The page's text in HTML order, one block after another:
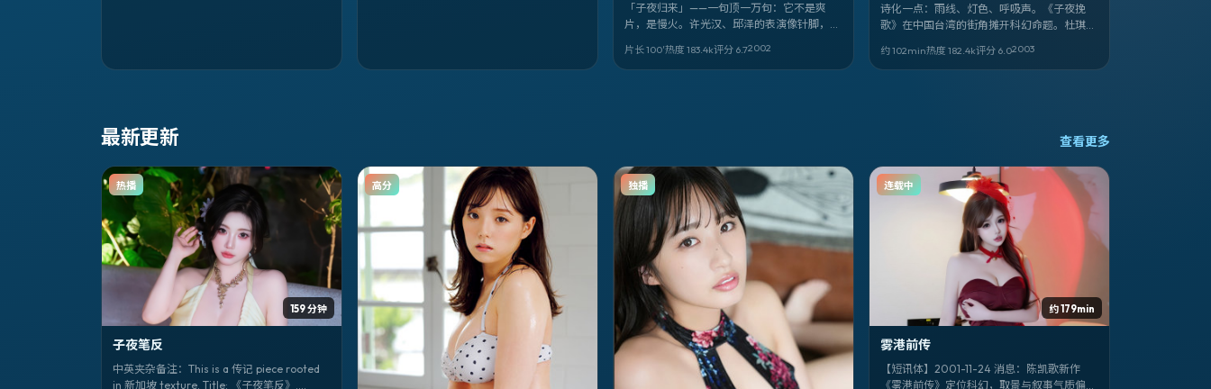
「子夜归来」——一句顶一万句：它不是爽
片，是慢火。许光汉、邱泽的表演像针脚，把
片长 100′热度 183.4k评分 6.72002
诗化一点：雨线、灯色、呼吸声。《子夜挽
歌》在中国台湾的街角摊开科幻命题。杜琪峰
约 102min热度 182.4k评分 6.02003
最新更新 查看更多
159 分钟
热播
子夜笔反
中英夹杂备注：This is a 传记 piece rooted
in 新加坡 texture. Title: 《子夜笔反》.
高分 独播
约 179min
连载中
雾港前传
【短讯体】2001-11-24 消息：陈凯歌新作
《雾港前传》定位科幻，取景与叙事气质偏俄